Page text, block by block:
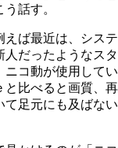
話す。
えば最近は、システ
人だったようなスタ
ニコ動が使用してい
と比べると画質、再
て足元にも及ばない